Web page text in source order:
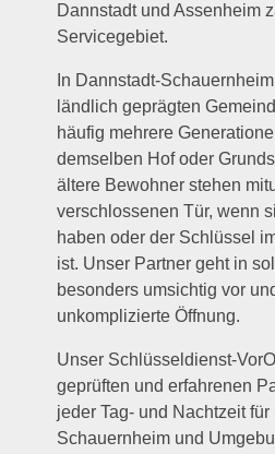
Dannstadt und Assenheim
Servicegebiet.
In Dannstadt-
ländlich geprägten
häufig mehrere
demselben Hof oder
ältere Bewohner stehen
verschlossenen Tür, wenn
haben oder der Schlüssel
ist. Unser Partner geht in
besonders umsichtig vor
unkomplizierte Öffnung.
Unser Schlüsseldienst-
geprüften und erfahrenen
jeder Tag- und Nachtzeit
Schauernheim und